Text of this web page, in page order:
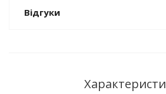
Відгуки